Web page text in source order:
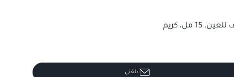
كريم
مل، كريم
أبلغني